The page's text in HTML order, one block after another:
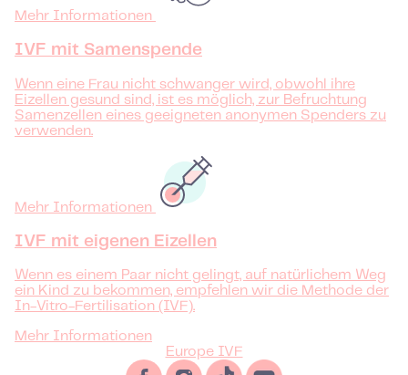
Mehr Informationen
IVF mit Samenspende
Wenn eine Frau nicht schwanger wird, obwohl ihre
Eizellen gesund sind, ist es möglich, zur Befruchtung
Samenzellen eines geeigneten anonymen Spenders zu
verwenden.
Mehr Informationen
IVF mit eigenen Eizellen
Wenn es einem Paar nicht gelingt, auf natürlichem Weg
ein Kind zu bekommen, empfehlen wir die Methode der
In-Vitro-Fertilisation (IVF).
Mehr Informationen
Europe IVF